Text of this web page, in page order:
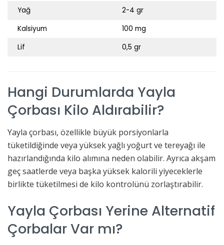
Yağ
2-4 gr
Kalsiyum
100 mg
Lif
0,5 gr
Hangi Durumlarda Yayla
Çorbası Kilo Aldırabilir?
Yayla çorbası, özellikle büyük porsiyonlarla
tüketildiğinde veya yüksek yağlı yoğurt ve tereyağı ile
hazırlandığında kilo alımına neden olabilir. Ayrıca akşam
geç saatlerde veya başka yüksek kalorili yiyeceklerle
birlikte tüketilmesi de kilo kontrolünü zorlaştırabilir.
Yayla Çorbası Yerine Alternatif
Çorbalar Var mı?